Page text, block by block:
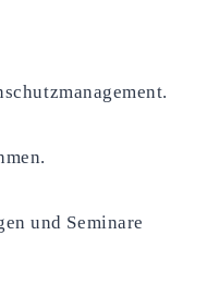
und Seminare